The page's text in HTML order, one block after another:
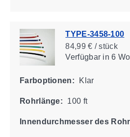
TYPE-3458-100
84,99 € / stück
Verfügbarin 6
Farboptionen: Klar
Rohrlänge: 100 ft
Innendurchmesser des